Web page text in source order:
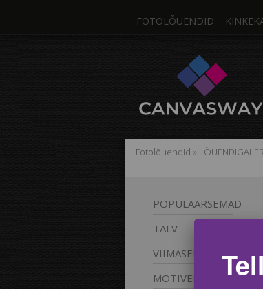
FOTOLÕUENDID
Fotolõuendid »
POPULAARSEMAD
TALV
VIIMASED
MOTIVEERIV